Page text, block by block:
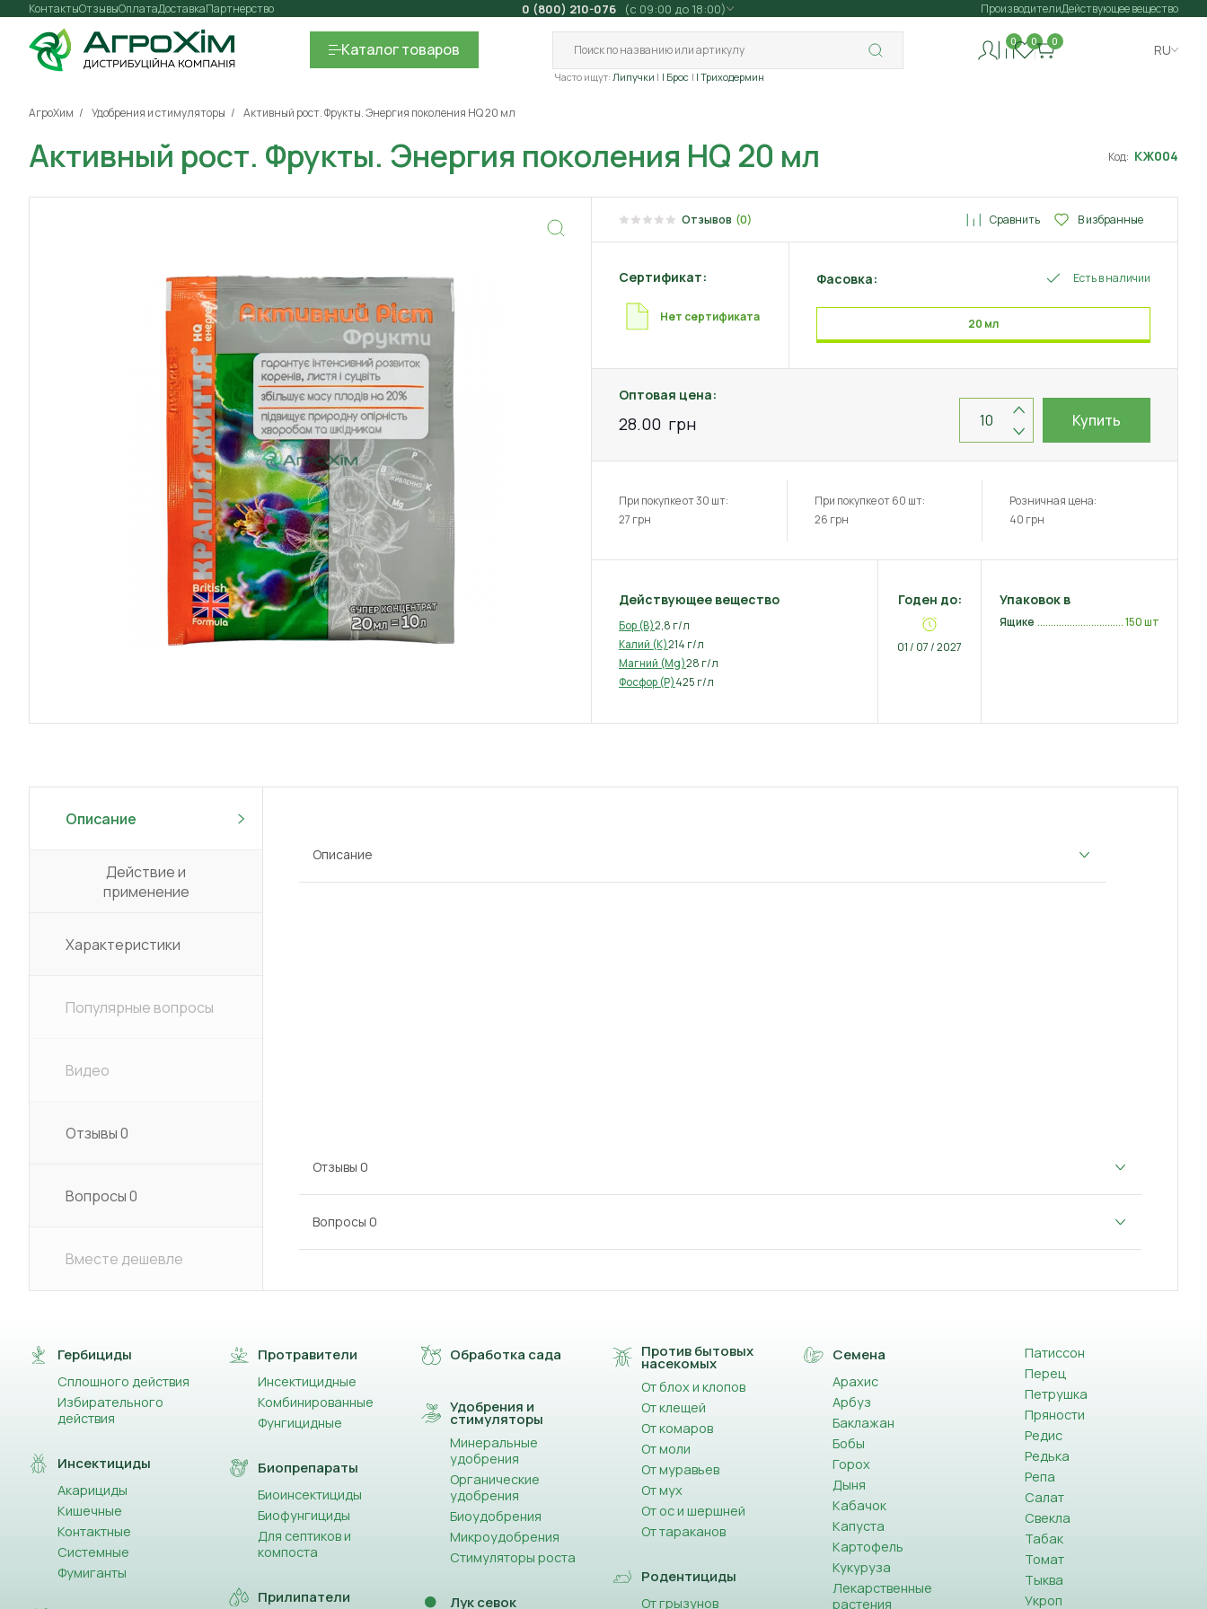
Контакты Оплата
Отзывы ДоставкаПартнерство 0 (800) 210-076 (с 09:00 до 18:00) ПроизводителиДействующее вещество
Каталогтоваров
Часто ищут: Липучки | Брос | Триходермин
0 0 0
RU
АгроХим Удобрения и стимуляторы Активный рост. Фрукты. Энергия поколения HQ 20 мл
Активный рост. Фрукты. Энергия поколения HQ 20 мл Код: КЖ004
Отзывов (0) Сравнить В избранные
Сертификат:
Нет сертификата
Фасовка: Есть в наличии
20 мл
Оптовая цена:
28.00 грн Купить
При покупке от 30 шт:
27 грн
При покупке от 60 шт:
26 грн
Розничная цена:
40 грн
Действующее вещество
Бор (B)2,8 г/л
Калий (K)214 г/л
Магний (Mg)28 г/л
Фосфор (P) 425 г/л
Годен до:
01 / 07 / 2027
Упаковок в
Ящике 150 шт
Описание
Действие и
применение
Характеристики
Популярные вопросы
Видео
Отзывы0
Вопросы0
Вместе дешевле
Описание
Отзывы 0
Вопросы 0
Гербициды
Сплошного действия
Избирательного
действия
Инсектициды
Акарициды
Кишечные
Контактные
Системные
Фумиганты
Протравители
Инсектицидные
Комбинированные
Фунгицидные
Биопрепараты
Биоинсектициды
Биофунгициды
Для септиков и
компоста
Прилипатели
Обработка сада
Удобрения и
стимуляторы
Минеральные
удобрения
Органические
удобрения
Биоудобрения
Микроудобрения
Стимуляторы роста
Лук севок
Против бытовых
насекомых
От блох и клопов
От клещей
От комаров
От моли
От муравьев
От мух
От ос и шершней
От тараканов
Родентициды
От грызунов
Семена
Арахис
Арбуз
Баклажан
Бобы
Горох
Дыня
Кабачок
Капуста
Картофель
Кукуруза
Лекарственные
растения
Патиссон
Перец
Петрушка
Пряности
Редис
Редька
Репа
Салат
Свекла
Табак
Томат
Тыква
Укроп